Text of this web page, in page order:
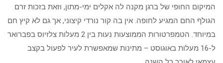
המיקום החופי של ברגן מקנה לה אקלים ימי-מתון, וזאת בזכות זרם
הגולף החם המגיע לחופה. אין בה קור נורדי קיצוני, אך גם לא קיץ חם
במיוחד. הטמפרטורות הממוצעות נעות בין 2 מעלות צלזיוס בפברואר
ל-16 מעלות באוגוסט – מתינות שמאפשרת לעיר לפעול בקצב